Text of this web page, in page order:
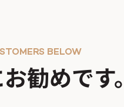
勧めです。
BELOW